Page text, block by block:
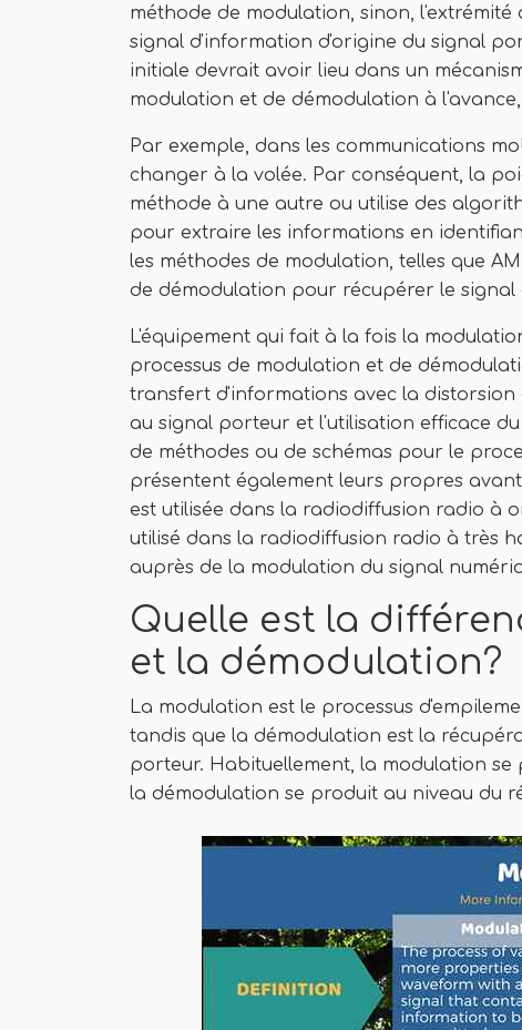
méthode de modulation, sinon,
signal d'information d'origine du signal
initiale devrait avoir lieu dans un
modulation et de démodulation à
Par exemple, dans les communications
changer à la volée. Par conséquent, la
méthode à une autre ou utilise des
pour extraire les informations en
les méthodes de modulation, telles que
de démodulation pour récupérer le
L'équipement qui fait à la fois la
processus de modulation et de
transfert d'informations avec la
au signal porteur et l'utilisation efficace
de méthodes ou de schémas pour le
présentent également leurs propres
est utilisée dans la radiodiffusion radio à
utilisé dans la radiodiffusion radio à très
auprès de la modulation du signal
Quelle est la
et la démodulation?
La modulation est le processus
tandis que la démodulation est la
porteur. Habituellement, la modulation
la démodulation se produit au niveau du